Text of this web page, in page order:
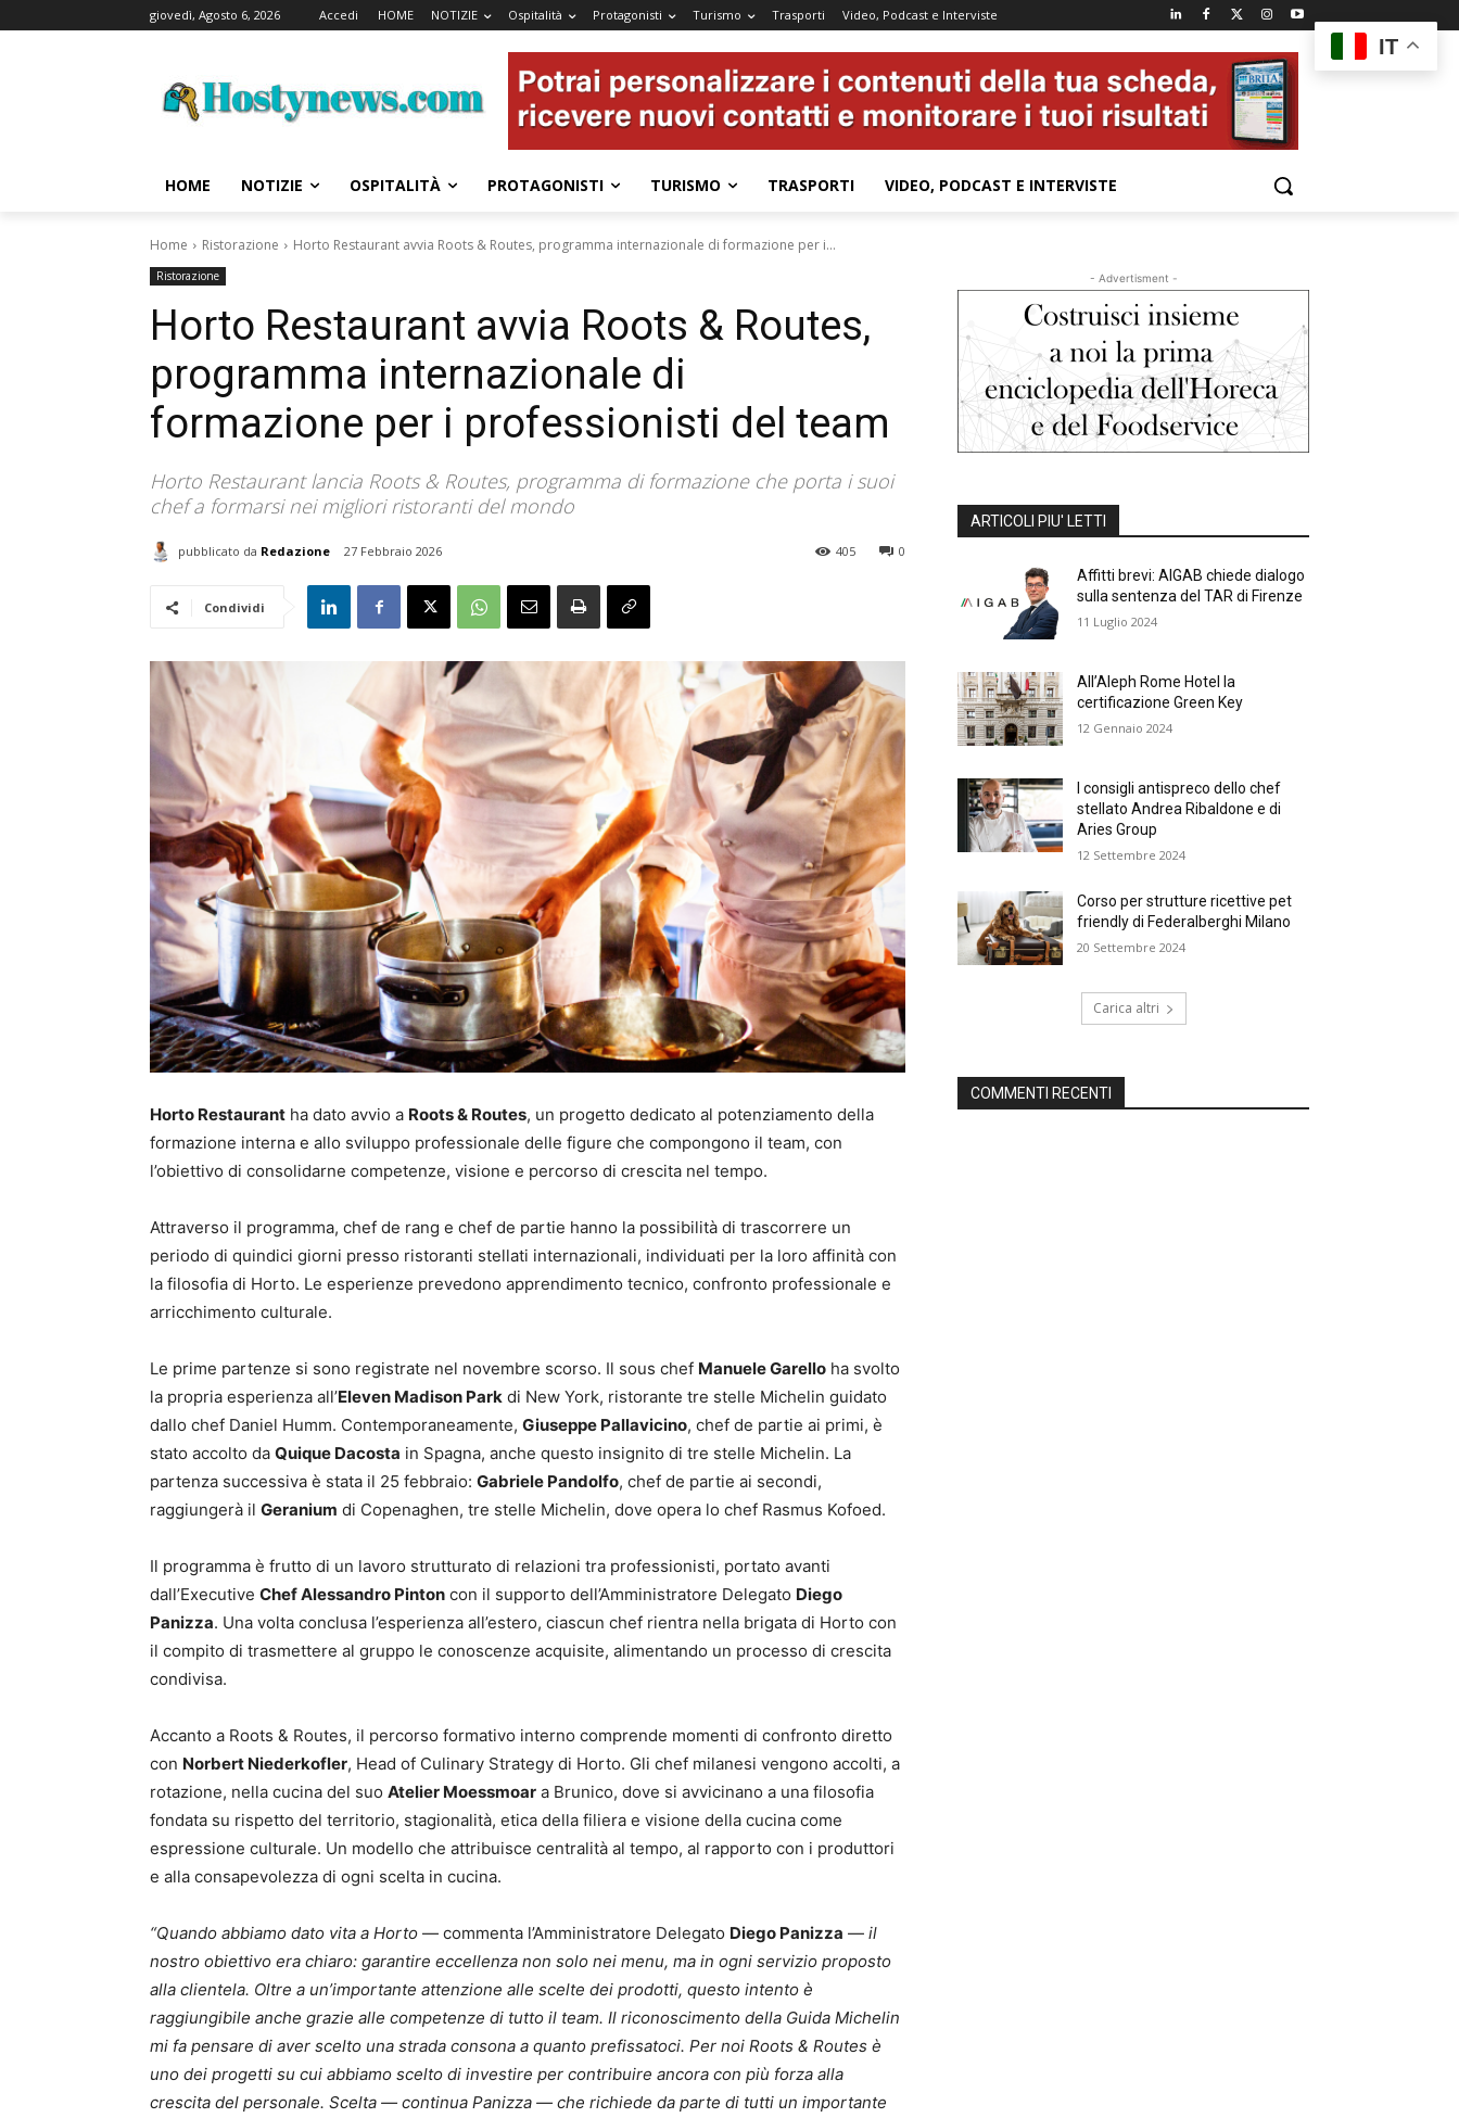
giovedì, Agosto 6, 2026 Accedi HOME NOTIZIE Ospitalità Protagonisti Turismo Trasporti Video, Podcast e Interviste
HOME NOTIZIE OSPITALITÀ PROTAGONISTI TURISMO TRASPORTI VIDEO, PODCAST E INTERVISTE
Home Ristorazione Horto Restaurant avvia Roots & Routes, programma internazionale di formazione per i...
Ristorazione
Horto Restaurant avvia Roots & Routes,
programma internazionale di
formazione per i professionisti del team
Horto Restaurant lancia Roots & Routes, programma di formazione che porta i suoi
chef a formarsi nei migliori ristoranti del mondo
pubblicato da Redazione 27 Febbraio 2026 0
405
Condividi
Horto Restaurant ha dato avvio a Roots & Routes, un progetto dedicato al potenziamento della
formazione interna e allo sviluppo professionale delle figure che compongono il team, con
l’obiettivo di consolidarne competenze, visione e percorso di crescita nel tempo.
Attraverso il programma, chef de rang e chef de partie hanno la possibilità di trascorrere un
periodo di quindici giorni presso ristoranti stellati internazionali, individuati per la loro affinità con
la filosofia di Horto. Le esperienze prevedono apprendimento tecnico, confronto professionale e
arricchimento culturale.
Le prime partenze si sono registrate nel novembre scorso. Il sous chef Manuele Garello ha svolto
la propria esperienza all’Eleven Madison Park di New York, ristorante tre stelle Michelin guidato
dallo chef Daniel Humm. Contemporaneamente, Giuseppe Pallavicino, chef de partie ai primi, è
stato accolto da Quique Dacosta in Spagna, anche questo insignito di tre stelle Michelin. La
partenza successiva è stata il 25 febbraio: Gabriele Pandolfo, chef de partie ai secondi,
raggiungerà il Geranium di Copenaghen, tre stelle Michelin, dove opera lo chef Rasmus Kofoed.
Il programma è frutto di un lavoro strutturato di relazioni tra professionisti, portato avanti
dall’Executive Chef Alessandro Pinton con il supporto dell’Amministratore Delegato Diego
Panizza. Una volta conclusa l’esperienza all’estero, ciascun chef rientra nella brigata di Horto con
il compito di trasmettere al gruppo le conoscenze acquisite, alimentando un processo di crescita
condivisa.
Accanto a Roots & Routes, il percorso formativo interno comprende momenti di confronto diretto
con Norbert Niederkofler, Head of Culinary Strategy di Horto. Gli chef milanesi vengono accolti, a
rotazione, nella cucina del suo Atelier Moessmoar a Brunico, dove si avvicinano a una filosofia
fondata su rispetto del territorio, stagionalità, etica della filiera e visione della cucina come
espressione culturale. Un modello che attribuisce centralità al tempo, al rapporto con i produttori
e alla consapevolezza di ogni scelta in cucina.
“Quando abbiamo dato vita a Horto — commenta l’Amministratore Delegato Diego Panizza — il
nostro obiettivo era chiaro: garantire eccellenza non solo nei menu, ma in ogni servizio proposto
alla clientela. Oltre a un’importante attenzione alle scelte dei prodotti, questo intento è
raggiungibile anche grazie alle competenze di tutto il team. Il riconoscimento della Guida Michelin
mi fa pensare di aver scelto una strada consona a quanto prefissatoci. Per noi Roots & Routes è
uno dei progetti su cui abbiamo scelto di investire per contribuire ancora con più forza alla
crescita del personale. Scelta — continua Panizza — che richiede da parte di tutti un importante
- Advertisment -
ARTICOLI PIU' LETTI
Affitti brevi: AIGAB chiede dialogo
sulla sentenza del TAR di Firenze
11 Luglio 2024
All’Aleph Rome Hotel la
certificazione Green Key
12 Gennaio 2024
I consigli antispreco dello chef
stellato Andrea Ribaldone e di
Aries Group
12 Settembre 2024
Corso per strutture ricettive pet
friendly di Federalberghi Milano
20 Settembre 2024
Carica altri
COMMENTI RECENTI
IT